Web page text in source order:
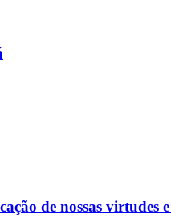
de nossas virtudes